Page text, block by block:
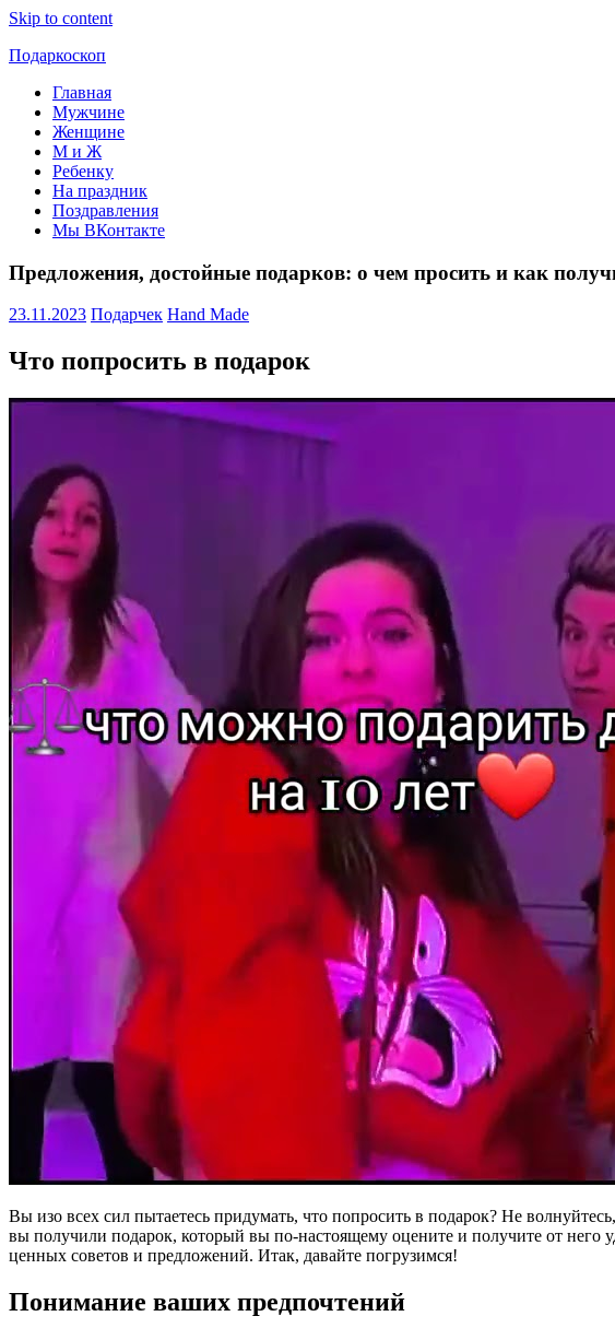
Skip to content
Подаркоскоп
Поможем
выбрать
подарить
Главная
Мужчине
Женщине
М и Ж
Ребенку
На праздник
Поздравления
Мы ВКонтакте
Предложения, достойные подарков: о чем просить и как
23.11.2023 Подарчек Hand Made
Что попросить в подарок
Вы изо всех сил пытаетесь придумать, что попросить в подарок? Не
вы получили подарок, который вы по-настоящему оцените и получите от него
ценных советов и предложений. Итак, давайте погрузимся!
Понимание ваших предпочтений